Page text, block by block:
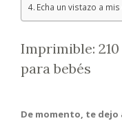
Echa un vistazo a
Imprimible:
para bebés
De momento, te dejo